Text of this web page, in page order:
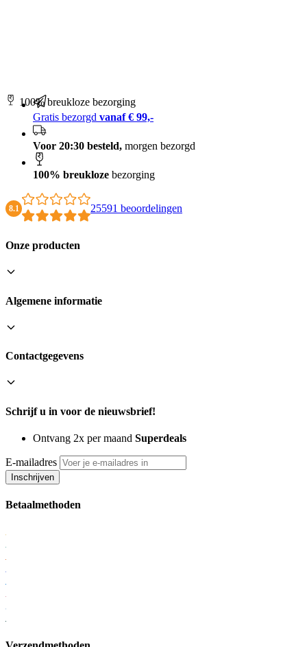
100% breukloze bezorging
Gratis bezorgd vanaf € 99,-
Voor 20:30 besteld, morgen bezorgd
100% breukloze bezorging
8.1 25591 beoordelingen
Onze producten
Algemene informatie
Contactgegevens
Schrijf u in voor de nieuwsbrief!
Ontvang 2x per maand Superdeals
E-mailadres
Inschrijven
Betaalmethoden